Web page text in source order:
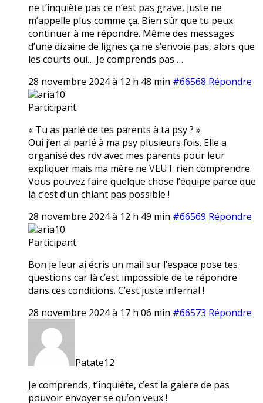
ne t’inquiète pas ce n’est pas grave, juste ne
m’appelle plus comme ça. Bien sûr que tu peux
continuer à me répondre. Même des messages
d’une dizaine de lignes ça ne s’envoie pas, alors que
les courts oui… Je comprends pas …
28 novembre 2024 à 12 h 48 min #66568 Répondre
aria10
Participant
« Tu as parlé de tes parents à ta psy ? »
Oui j’en ai parlé à ma psy plusieurs fois. Elle a
organisé des rdv avec mes parents pour leur
expliquer mais ma mère ne VEUT rien comprendre.
Vous pouvez faire quelque chose l’équipe parce que
là c’est d’un chiant pas possible !
28 novembre 2024 à 12 h 49 min #66569 Répondre
aria10
Participant
Bon je leur ai écris un mail sur l’espace pose tes
questions car là c’est impossible de te répondre
dans ces conditions. C’est juste infernal !
28 novembre 2024 à 17 h 06 min #66573 Répondre
Patate12
Je comprends, t’inquiète, c’est la galere de pas
pouvoir envoyer se qu’on veux !